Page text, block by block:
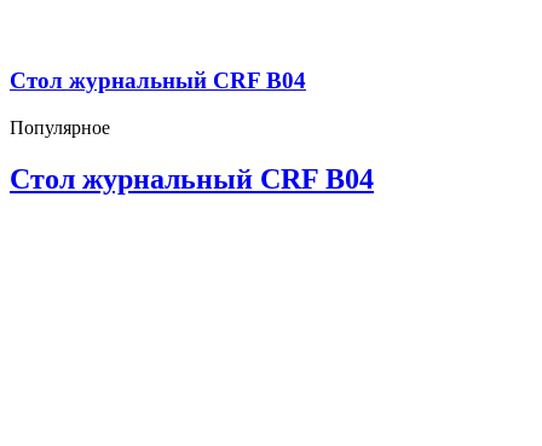
Стол журнальный CRF B04
Популярное
Стол журнальный CRF B04